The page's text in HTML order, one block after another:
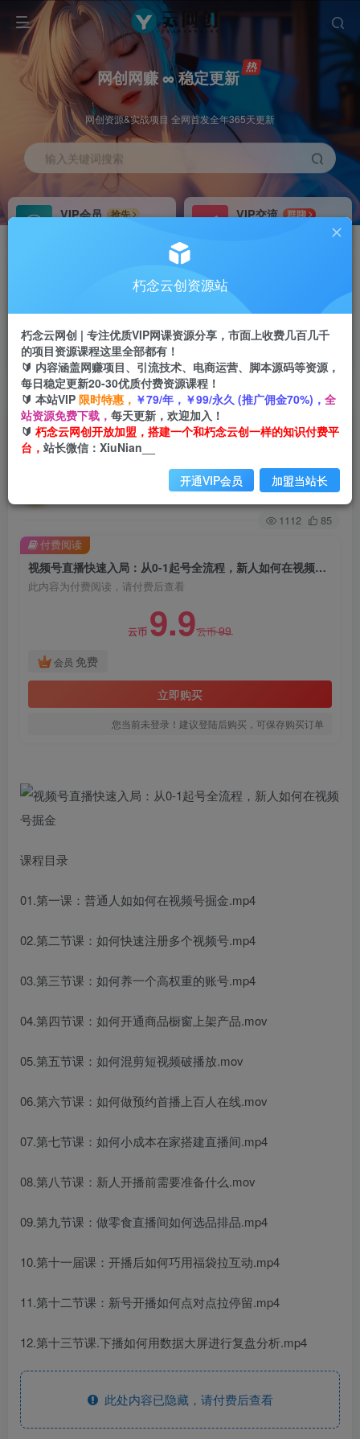
网创网赚 ∞ 稳定更新
网创资源&实战项目 全网首发全年365天更新
输入关键词搜索
VIP会员
抢先
VIP交流
群聊
研究探讨更多创业项目路子。
会员专属推广链接
搭建同款网站，自己当老板
四导航 导航
APP下载
GO
首页 创业课程 会员免费 正文
视频号直播快速入局：从0-1起号全流程，新人如
何在视频号掘金
关注 私信
1112 85
视频号直播快速入局：从0-1起号全流程，新人如何在视频号掘金
此内容为付费阅读，请付费后查看
云币 9.9云币99
会员 免费
立即购买
您当前未登录！建议登陆后购买，可保存购买订单
付费阅读
课程目录
01.第一课：普通人如如何在视频号掘金.mp4
02.第二节课：如何快速注册多个视频号.mp4
03.第三节课：如何养一个高权重的账号.mp4
04.第四节课：如何开通商品橱窗上架产品.mov
05.第五节课：如何混剪短视频破播放.mov
06.第六节课：如何做预约首播上百人在线.mov
07.第七节课：如何小成本在家搭建直播间.mp4
08.第八节课：新人开播前需要准备什么.mov
09.第九节课：做零食直播间如何选品排品.mp4
10.第十一届课：开播后如何巧用福袋拉互动.mp4
11.第十二节课：新号开播如何点对点拉停留.mp4
12.第十三节课.下播如何用数据大屏进行复盘分析.mp4
此处内容已隐藏，请付费后查看
朽念云创资源站
朽念云网创 | 专注优质VIP网课资源分享，市面上收费几百几千
的项目资源课程这里全部都有！
🔰 内容涵盖网赚项目、引流技术、电商运营、脚本源码等资源，
每日稳定更新20-30优质付费资源课程！
🔰 本站VIP 限时特惠， ￥79/年，￥99/永久 (推广佣金70%)， 全
站资源免费下载， 每天更新，欢迎加入！
🔰 朽念云网创开放加盟，搭建一个和朽念云创一样的知识付费平
台， 站长微信：XiuNian__
开通VIP会员 加盟当站长